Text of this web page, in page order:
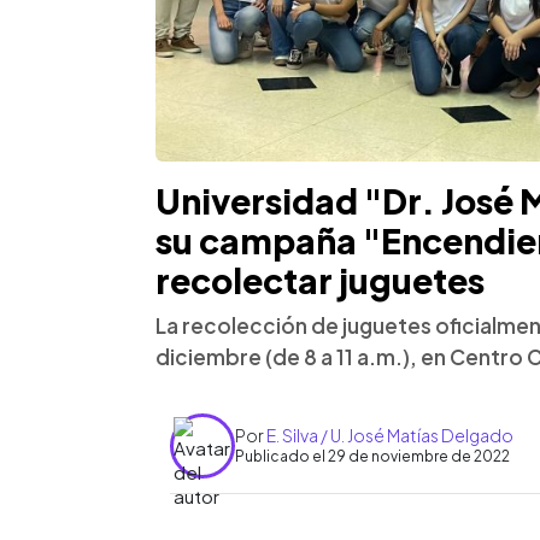
Universidad "Dr. José
su campaña
recolectar juguetes
La recolección de juguetes
diciembre (de 8 a 11 a.m.), en Centro
PorE. Silva / U. José Matías Delgado
Publicado el 29 de noviembre de 2022